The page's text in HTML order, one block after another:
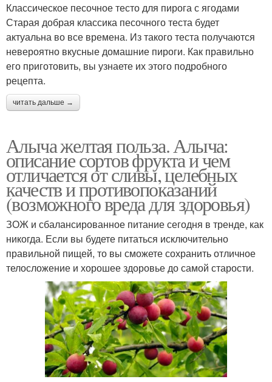
Классическое песочное тесто для пирога с ягодами
Старая добрая классика песочного теста будет
актуальна во все времена. Из такого теста получаются
невероятно вкусные домашние пироги. Как правильно
его приготовить, вы узнаете их этого подробного
рецепта.
читать дальше →
Алыча желтая польза. Алыча:
описание сортов фрукта и чем
отличается от сливы, целебных
качеств и противопоказаний
(возможного вреда для здоровья)
ЗОЖ и сбалансированное питание сегодня в тренде, как
никогда. Если вы будете питаться исключительно
правильной пищей, то вы сможете сохранить отличное
телосложение и хорошее здоровье до самой старости.